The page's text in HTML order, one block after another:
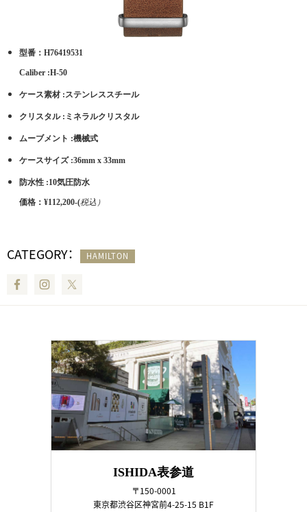
型番：H76419531
Caliber :H-50
ケース素材 :ステンレススチール
クリスタル :ミネラルクリスタル
ムーブメント :機械式
ケースサイズ :36mm x 33mm
防水性 :10気圧防水
価格：¥112,200-(税込）
CATEGORY： HAMILTON
FacebookInstagram
ISHIDA表参道
〒150-0001
東京都渋谷区神宮前4-25-15 B1F